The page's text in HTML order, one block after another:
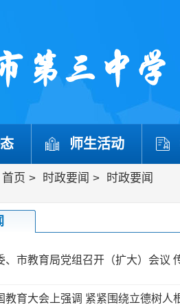
师生活动
首页 > 时政要闻 > 时政要闻
、市教育局党组召开（扩大）会议
教育大会上强调 紧紧围绕立德树人